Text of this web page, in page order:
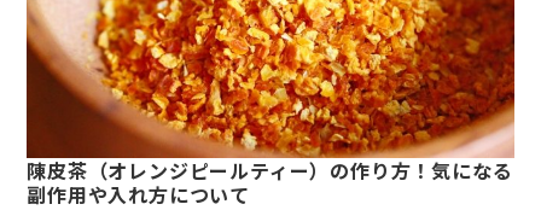
陳皮茶（オレンジピールティー）の作り方！気になる
副作用や入れ方について